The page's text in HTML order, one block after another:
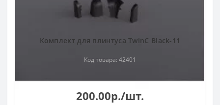
Комплект для плинтуса TwinC Black-11
Код товара: 42401
200.00р./шт.